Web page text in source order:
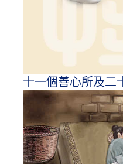
十一個善心所及二